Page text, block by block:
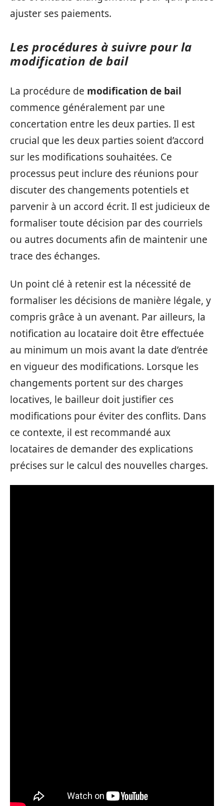
ajuster ses paiements.
Les procédures à suivre pour la
modification de bail
La procédure de modification de bail
commence généralement par une
concertation entre les deux parties. Il est
crucial que les deux parties soient d’accord
sur les modifications souhaitées. Ce
processus peut inclure des réunions pour
discuter des changements potentiels et
parvenir à un accord écrit. Il est judicieux de
formaliser toute décision par des courriels
ou autres documents afin de maintenir une
trace des échanges.
Un point clé à retenir est la nécessité de
formaliser les décisions de manière légale, y
compris grâce à un avenant. Par ailleurs, la
notification au locataire doit être effectuée
au minimum un mois avant la date d’entrée
en vigueur des modifications. Lorsque les
changements portent sur des charges
locatives, le bailleur doit justifier ces
modifications pour éviter des conflits. Dans
ce contexte, il est recommandé aux
locataires de demander des explications
précises sur le calcul des nouvelles charges.